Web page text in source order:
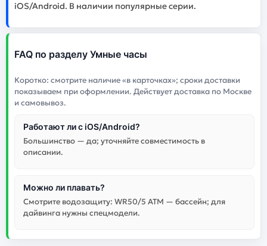
iOS/Android. В наличии популярные серии.
FAQ по разделу Умные часы
Коротко: смотрите наличие «в карточках»; сроки доставки
показываем при оформлении. Действует доставка по Москве
и самовывоз.
Работают ли с iOS/Android?
Большинство — да; уточняйте совместимость в
описании.
Можно ли плавать?
Смотрите водозащиту: WR50/5 ATM — бассейн; для
дайвинга нужны спецмодели.